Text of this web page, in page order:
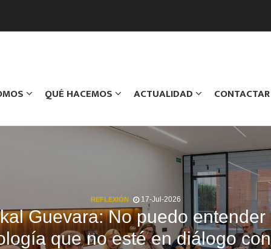
QUÉ HACEMOS ACTUALIDAD CONTACTAR
REFLEXIÓN 17-Jul-2026
Guevara: No puedo entender
que no esté en diálogo